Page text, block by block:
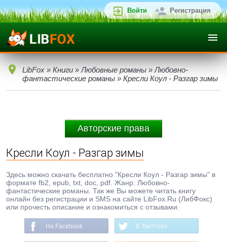
Войти Регистрация
LibFox » Книги » Любовные романы » Любовно-
фантастические романы » Кресли Коул - Разгар зимы
Авторские права
Кресли Коул - Разгар зимы
Здесь можно скачать бесплатно "Кресли Коул - Разгар зимы" в
формате fb2, epub, txt, doc, pdf. Жанр: Любовно-
фантастические романы. Так же Вы можете читать книгу
онлайн без регистрации и SMS на сайте LibFox.Ru (ЛибФокс)
или прочесть описание и ознакомиться с отзывами.
На Facebook В Твиттере